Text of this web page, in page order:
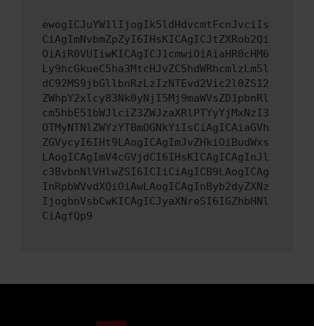
ewogICJuYW1lIjogIk5ldHdvcmtFcnJvciIs
CiAgImNvbmZpZyI6IHsKICAgICJtZXRob2Qi
OiAiR0VUIiwKICAgICJ1cmwiOiAiaHR0cHM6
Ly9hcGkueC5ha3MtcHJvZC5hdWRhcmlzLm5l
dC92MS9jbGllbnRzLzIzNTEvd2Vic2l0ZS12
ZWhpY2xlcy83Nk0yNjI5Mj9maWVsZD1pbnRl
cm5hbE51bWJlciZ3ZWJzaXRlPTYyYjMxNzI3
OTMyNTNlZWYzYTBmOGNkYiIsCiAgICAiaGVh
ZGVycyI6IHt9LAogICAgImJvZHkiOiBudWxs
LAogICAgImV4cGVjdCI6IHsKICAgICAgInJl
c3BvbnNlVHlwZSI6ICIiCiAgICB9LAogICAg
InRpbWVvdXQiOiAwLAogICAgInByb2dyZXNz
IjogbnVsbCwKICAgICJyaXNreSI6IGZhbHNl
CiAgfQp9